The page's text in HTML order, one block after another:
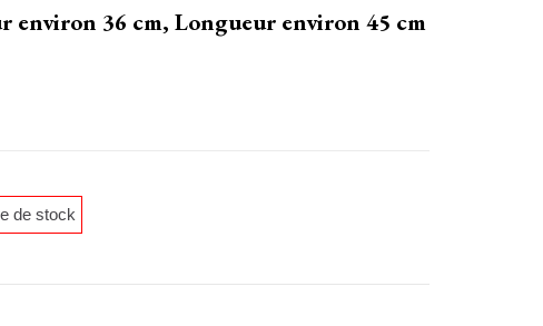
environ 36 cm, Longueur environ 45 cm
de stock